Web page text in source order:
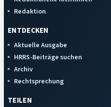
Redaktion
ENTDECKEN
Aktuelle Ausgabe
HRRS-Beiträge suchen
Archiv
Rechtsprechung
TEILEN